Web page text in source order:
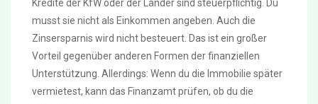
Kredite der KfW oder der Länder sind steuerpflichtig. Du
musst sie nicht als Einkommen angeben. Auch die
Zinsersparnis wird nicht besteuert. Das ist ein großer
Vorteil gegenüber anderen Formen der finanziellen
Unterstützung. Allerdings: Wenn du die Immobilie später
vermietest, kann das Finanzamt prüfen, ob du die